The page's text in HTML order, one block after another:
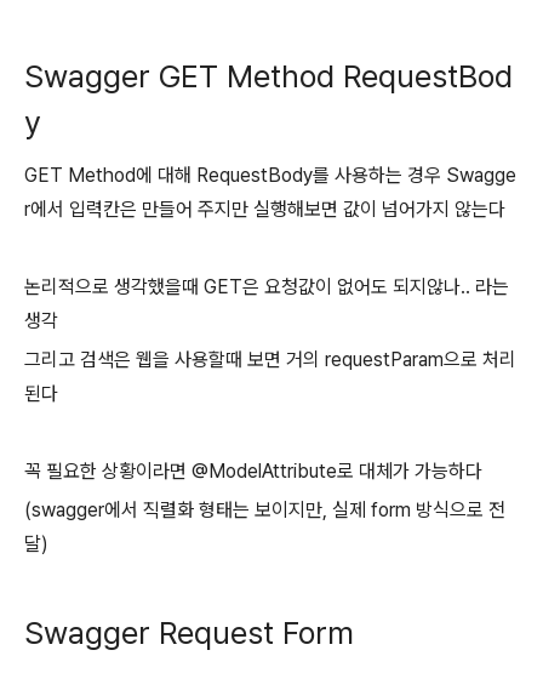
Swagger GET Method RequestBod
y
GET Method에 대해 RequestBody를 사용하는 경우 Swagge
r에서 입력칸은 만들어 주지만 실행해보면 값이 넘어가지 않는다
논리적으로 생각했을때 GET은 요청값이 없어도 되지않나.. 라는
생각
그리고 검색은 웹을 사용할때 보면 거의 requestParam으로 처리
된다
꼭 필요한 상황이라면 @ModelAttribute로 대체가 가능하다
(swagger에서 직렬화 형태는 보이지만, 실제 form 방식으로 전
달)
Swagger Request Form